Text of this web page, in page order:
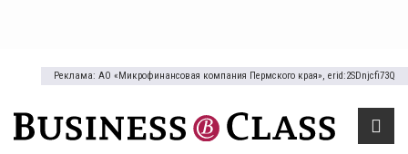
Реклама: АО «Микрофинансовая компания Пермского края», erid:2SDnjcfi73Q